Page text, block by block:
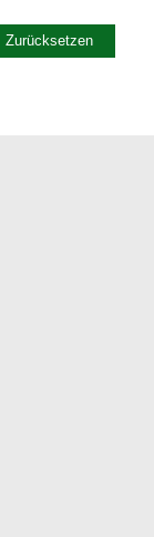
Zurücksetzen